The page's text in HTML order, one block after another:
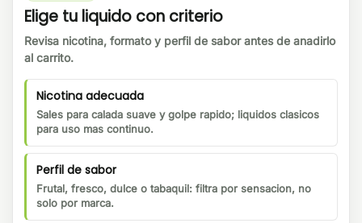
Elige tu liquido con criterio
Revisa nicotina, formato y perfil de sabor antes de anadirlo
al carrito.
Nicotina adecuada
Sales para calada suave y golpe rapido; liquidos clasicos
para uso mas continuo.
Perfil de sabor
Frutal, fresco, dulce o tabaquil: filtra por sensacion, no
solo por marca.